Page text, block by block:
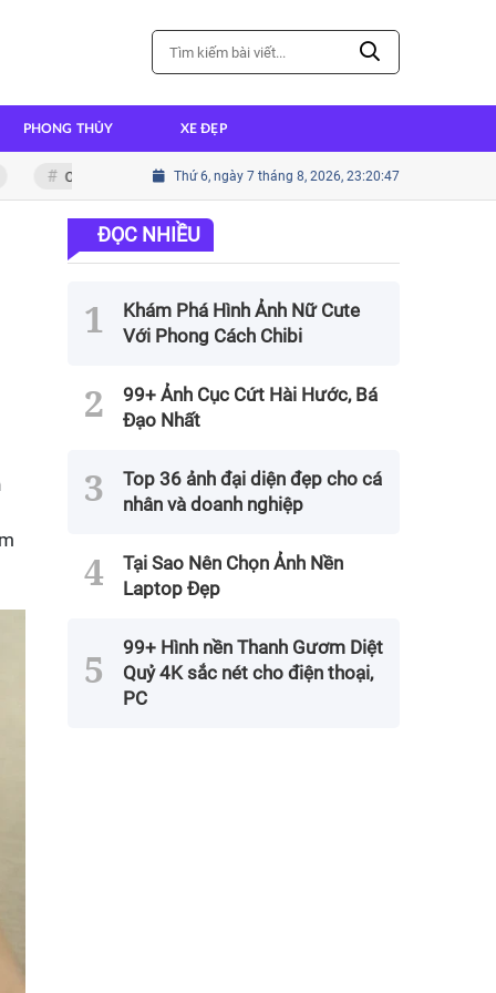
PHONG THỦY XE ĐẸP
Cách nấu cháo ếch thơm ngon đậm đà hương vị Cách nấu thịt
Thứ 6, ngày 7 tháng 8, 2026, 23:20:49
ĐỌC NHIỀU
Khám Phá Hình Ảnh Nữ Cute
Với Phong Cách Chibi
99+ Ảnh Cục Cứt Hài Hước, Bá
Đạo Nhất
Top 36 ảnh đại diện đẹp cho cá
nhân và doanh nghiệp
Tại Sao Nên Chọn Ảnh Nền
Laptop Đẹp
99+ Hình nền Thanh Gươm Diệt
Quỷ 4K sắc nét cho điện thoại,
PC